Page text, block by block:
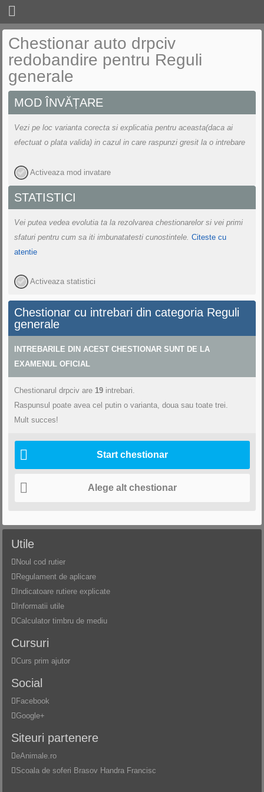
CHESTIONARE
LEGISLATIE
CURSURI
UTILE
SCOLI DE SOFERI
Chestionar auto drpciv
redobandire pentru Reguli
generale
MOD ÎNVĂȚARE
Vezi pe loc varianta corecta si explicatia pentru aceasta(daca ai
efectuat o plata valida) in cazul in care raspunzi gresit la o intrebare
Activeaza mod invatare
STATISTICI
Vei putea vedea evolutia ta la rezolvarea chestionarelor si vei primi
sfaturi pentru cum sa iti imbunatatesti cunostintele. Citeste cu
atentie
Activeaza statistici
Chestionar cu intrebari din categoria Reguli
generale
INTREBARILE DIN ACEST CHESTIONAR SUNT DE LA
EXAMENUL OFICIAL
Chestionarul drpciv are 19 intrebari.
Raspunsul poate avea cel putin o varianta, doua sau toate trei.
Mult succes!
Start chestionar
Alege alt chestionar
Utile
Noul cod rutier
Regulament de aplicare
Indicatoare rutiere explicate
Informatii utile
Calculator timbru de mediu
Cursuri
Curs prim ajutor
Social
Facebook
Google+
Siteuri partenere
eAnimale.ro
Scoala de soferi Brasov Handra Francisc